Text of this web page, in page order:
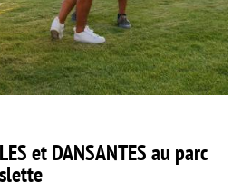
et DANSANTES au parc